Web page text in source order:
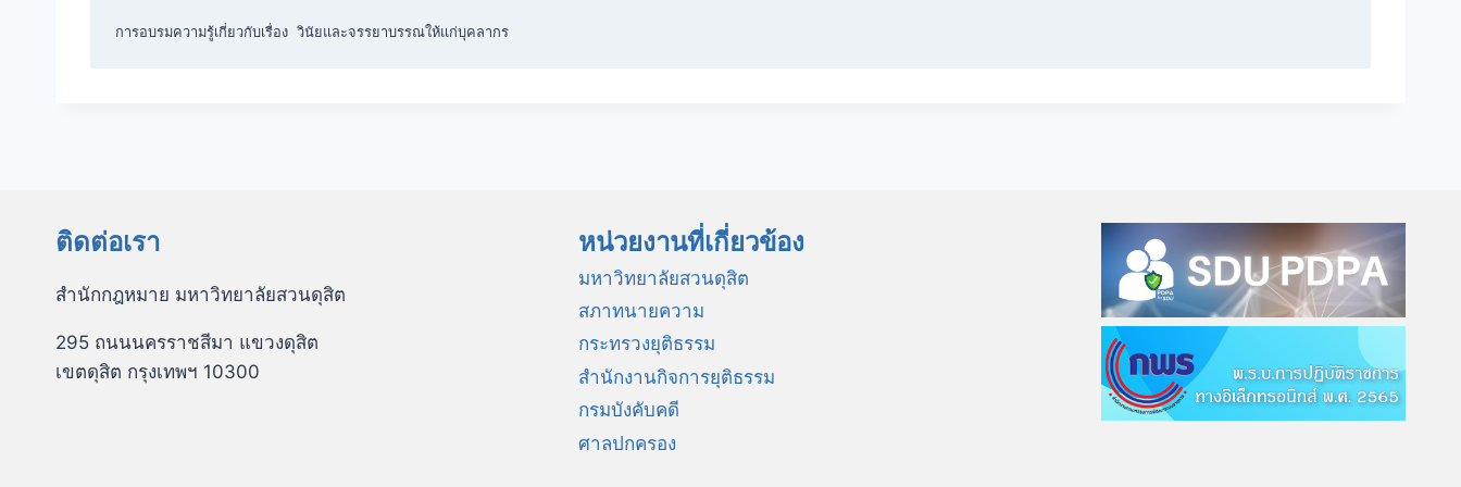
การอบรมความรู้เกี่ยวกับเรื่อง วินัยและจรรยาบรรณให้แก่บุคลากร
ติดต่อเรา
สำนักกฎหมาย มหาวิทยาลัยสวนดุสิต
295 ถนนนครราชสีมา แขวงดุสิต
เขตดุสิต กรุงเทพฯ 10300
หน่วยงานที่เกี่ยวข้อง
มหาวิทยาลัยสวนดุสิต
สภาทนายความ
กระทรวงยุติธรรม
สำนักงานกิจการยุติธรรม
กรมบังคับคดี
ศาลปกครอง